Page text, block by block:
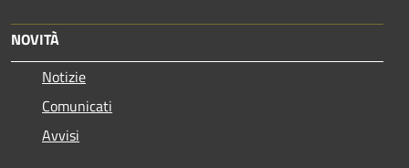
NOVITÀ
Notizie
Comunicati
Avvisi